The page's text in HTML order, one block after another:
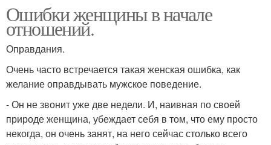
Ошибки женщины в начале
отношений.
Оправдания.
Очень часто встречается такая женская ошибка, как
желание оправдывать мужское поведение.
- Он не звонит уже две недели. И, наивная по своей
природе женщина, убеждает себя в том, что ему просто
некогда, он очень занят, на него сейчас столько всего